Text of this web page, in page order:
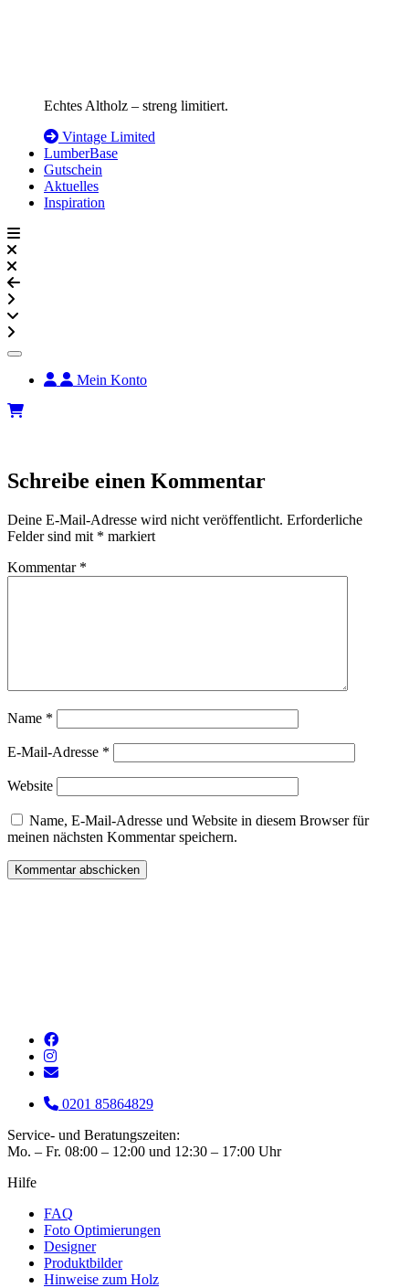
Echtes Altholz – streng limitiert.
Vintage Limited
LumberBase
Gutschein
Aktuelles
Inspiration
Mein Konto
Schreibe einen Kommentar
Deine E-Mail-Adresse wird nicht veröffentlicht. Erforderliche
Felder sind mit * markiert
Kommentar *
Name *
E-Mail-Adresse *
Website
Name, E-Mail-Adresse und Website in diesem Browser für
meinen nächsten Kommentar speichern.
0201 85864829
Service- und Beratungszeiten:
Mo. – Fr. 08:00 – 12:00 und 12:30 – 17:00 Uhr
Hilfe
FAQ
Foto Optimierungen
Designer
Produktbilder
Hinweise zum Holz